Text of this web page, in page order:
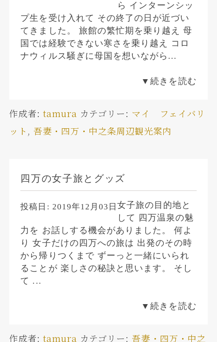
ら インターンシッ
プ生を受け入れて その終了の日が近づい
てきました。 旅館の繁忙期を乗り越え 母
国では経験できない寒さを乗り越え コロ
ナウィルス騒ぎに母国を想いながら...
▼続きを読む
作成者: tamura カテゴリー: マイ フェイバリ
ット , 吾妻・四万・中之条周辺観光案内
四万の女子旅とグッズ
投稿日: 2019年12月03日女子旅の目的地と
して 四万温泉の魅
力を お話しする機会がありました。 何よ
り 女子だけの四万への旅は 出発のその時
から帰りつくまで ずーっと一緒にいられ
ることが 楽しさの秘訣と思います。 そし
て ...
▼続きを読む
作成者: tamura カテゴリー:吾妻・四万・中之